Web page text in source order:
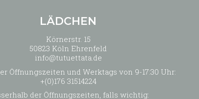
LÄDCHEN
Körnerstr. 15
50823 Köln Ehrenfeld
info@tutuettata.de
Öffnungszeiten und Werktags von 9-17:30 Uhr:
+(0)176 31514224
der Öffnungszeiten, falls wichtig: